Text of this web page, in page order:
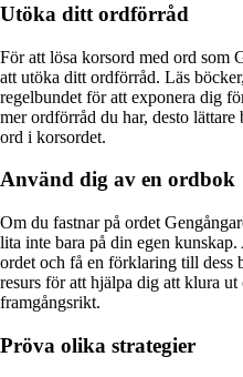
Utöka ditt ordförråd
För att lösa korsord med ord som
att utöka ditt ordförråd. Läs
regelbundet för att exponera dig
mer ordförråd du har, desto
ord i korsordet.
Använd dig av en ordbok
Om du fastnar på ordet
lita inte bara på din egen
ordet och få en förklaring till dess
resurs för att hjälpa dig att klura
framgångsrikt.
Pröva olika strategier